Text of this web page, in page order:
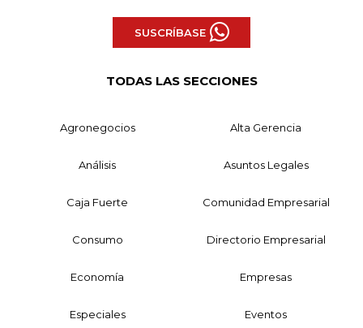
SUSCRÍBASE
TODAS LAS SECCIONES
Agronegocios Alta Gerencia
Análisis Asuntos Legales
Caja Fuerte Comunidad Empresarial
Consumo Directorio Empresarial
Economía Empresas
Especiales Eventos